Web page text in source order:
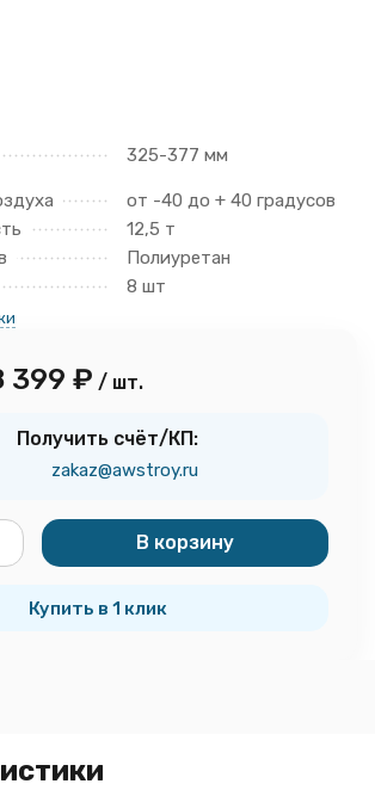
325-377 мм
от -40 до + 40 градусов
12,5 т
Полиуретан
8 шт
399 ₽ / шт.
Получить счёт/КП:
zakaz@awstroy.ru
В корзину
Купить в 1 клик